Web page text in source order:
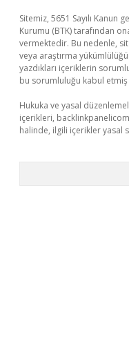
Sitemiz, 5651 Sayılı Kanun
Kurumu (BTK) tarafından
vermektedir. Bu nedenle,
veya araştırma
yazdıkları içeriklerin
bu sorumluluğu kabul etmiş
Hukuka ve yasal
içerikleri,
halinde, ilgili içerikler yasal